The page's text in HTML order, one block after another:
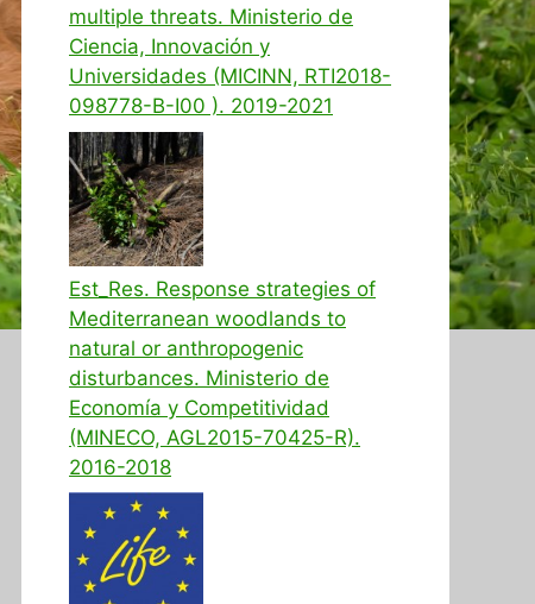
multiple threats. Ministerio de
Ciencia, Innovación y
Universidades (MICINN, RTI2018-
098778-B-I00 ). 2019-2021
Est_Res. Response strategies of
Mediterranean woodlands to
natural or anthropogenic
disturbances. Ministerio de
Economía y Competitividad
(MINECO, AGL2015-70425-R).
2016-2018